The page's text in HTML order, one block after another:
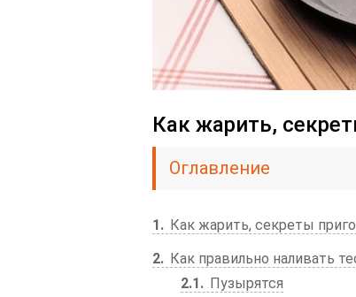
Как жарить,
Оглавление
1
Как жарить, секреты
2
Как правильно наливать
2.1
Пузырятся